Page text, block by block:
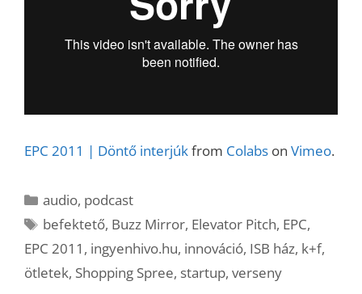
EPC 2011 | Döntő interjúkfrom Colabs on Vimeo.
Kategória
audio, podcast
Címkék
befektető, Buzz Mirror, Elevator Pitch, EPC,
EPC 2011 , ingyenhivo.hu, innováció, ISB ház, k+f,
ötletek, Shopping Spree, startup, verseny